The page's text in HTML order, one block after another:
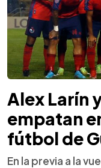
Alex Larín
empatan
fútbol de
En la previa a la